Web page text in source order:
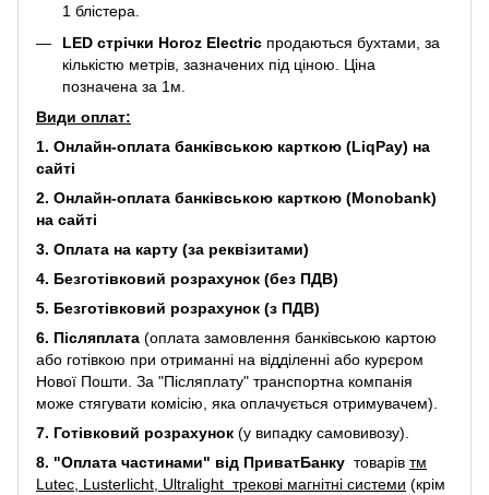
1 блістера.
LED стрічки Horoz Electric продаються бухтами, за
кількістю метрів, зазначених під ціною. Ціна
позначена за 1м.
Види оплат:
1. Онлайн-оплата банківською карткою (LiqPay) на
сайті
2. Онлайн-оплата банківською карткою (Monobank)
на сайті
3. Оплата на карту (за реквізитами)
4. Безготівковий розрахунок (без ПДВ)
5. Безготівковий розрахунок (з ПДВ)
6. Післяплата (оплата замовлення банківською картою
або готівкою при отриманні на відділенні або курєром
Нової Пошти. За "Післяплату" транспортна компанія
може стягувати комісію, яка оплачується отримувачем).
7. Готівковий розрахунок (у випадку самовивозу).
8. "Оплата частинами" від ПриватБанку товарів тм
Lutec, Lusterlicht, Ultralight трекові магнітні системи (крім